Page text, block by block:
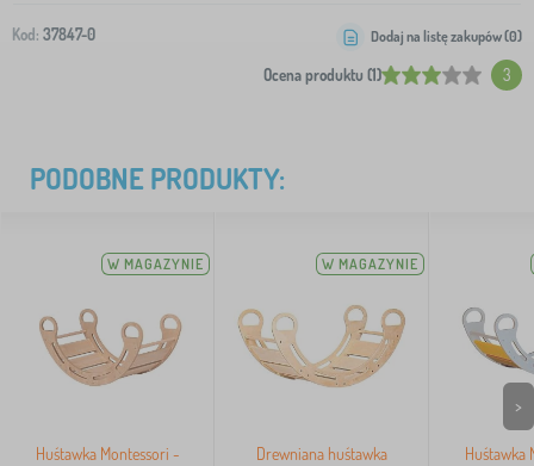
Kod: 37847-0
Ocena produktu (1) 3
Dodaj na listę zakupów (0)
PODOBNE PRODUKTY:
W MAGAZYNIE
Huśtawka Montessori -
W MAGAZYNIE
Drewniana huśtawka
Huśtawka
>